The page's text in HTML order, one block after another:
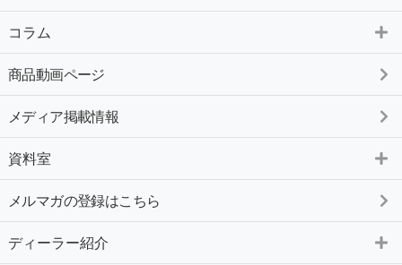
コラム
商品動画ページ
メディア掲載情報
資料室
メルマガの登録はこちら
ディーラー紹介